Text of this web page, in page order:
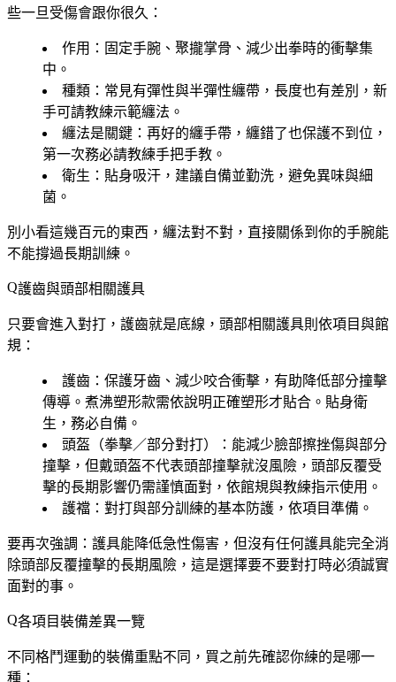
些一旦受傷會跟你很久：
作用 ：固定手腕、聚攏掌骨、減少出拳時的衝擊集
中。
種類 ：常見有彈性與半彈性纏帶，長度也有差別，新
手可請教練示範纏法。
纏法是關鍵 ：再好的纏手帶，纏錯了也保護不到位，
第一次務必請教練手把手教。
衛生 ：貼身吸汗，建議自備並勤洗，避免異味與細
菌。
別小看這幾百元的東西，纏法對不對，直接關係到你的手腕能
不能撐過長期訓練。
護齒與頭部相關護具
只要會進入對打，護齒就是底線，頭部相關護具則依項目與館
規：
護齒 ：保護牙齒、減少咬合衝擊，有助降低部分撞擊
傳導。煮沸塑形款需依說明正確塑形才貼合。貼身衛
生，務必自備。
頭盔（拳擊／部分對打）
：能減少臉部擦挫傷與部分
撞擊，但戴頭盔不代表頭部撞擊就沒風險 ，頭部反覆受
擊的長期影響仍需謹慎面對，依館規與教練指示使用。
護襠 ：對打與部分訓練的基本防護，依項目準備。
要再次強調：護具能降低急性傷害，但沒有任何護具能完全消
除頭部反覆撞擊的長期風險 ，這是選擇要不要對打時必須誠實
面對的事。
各項目裝備差異一覽
不同格鬥運動的裝備重點不同，買之前先確認你練的是哪一
種：